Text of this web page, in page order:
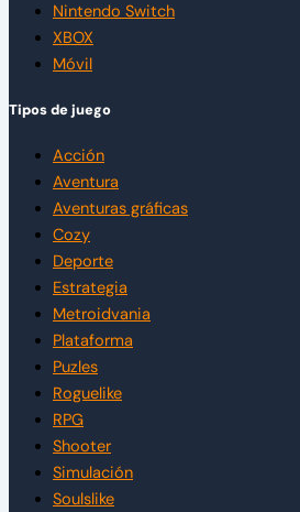
Nintendo Switch
XBOX
Móvil
Tipos de juego
Acción
Aventura
Aventuras gráficas
Cozy
Deporte
Estrategia
Metroidvania
Plataforma
Puzles
Roguelike
RPG
Shooter
Simulación
Soulslike